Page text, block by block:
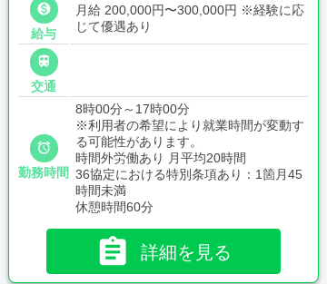

給与
月給 200,000円〜300,000円 ※経験に応
じて優遇あり

交通

勤務時間
8時00分～17時00分
※利用者の希望により就業時間が変動す
る可能性があります。
時間外労働あり 月平均20時間
36協定における特別条項あり：1箇月45
時間未満
休憩時間60分
 詳細を見る